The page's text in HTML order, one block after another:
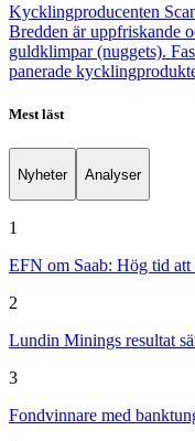
Kycklingproducenten
Bredden är uppfriskande
guldklimpar (nuggets).
panerade
Mest läst
Nyheter Analyser
1
EFN om Saab: Hög tid att
2
Lundin Minings resultat
3
Fondvinnare med